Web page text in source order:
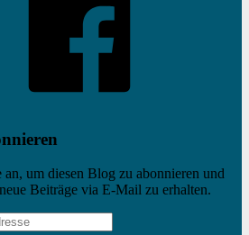
um diesen Blog zu abonnieren und
Beiträge via E-Mail zu erhalten.